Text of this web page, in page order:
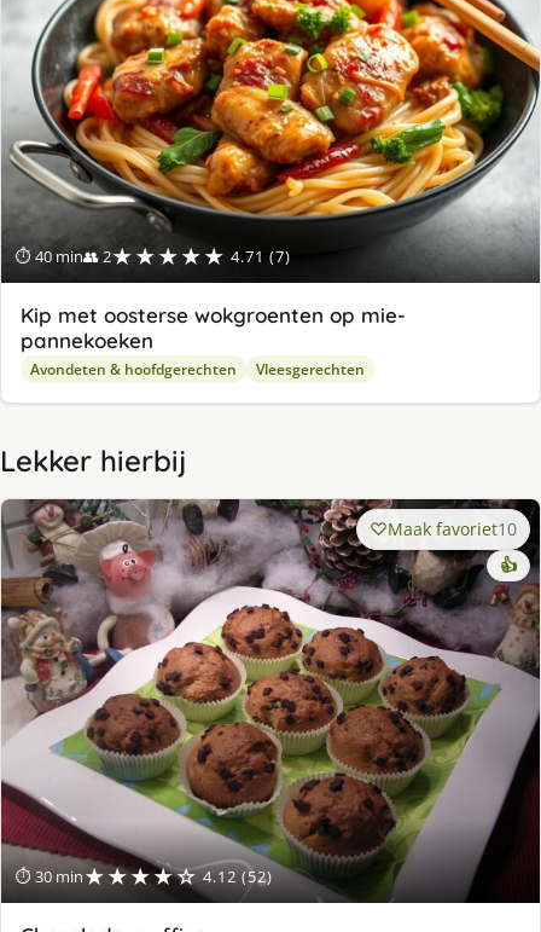
⏱ 40 min👥 2★★★★★ 4.71 (7)
Kip met oosterse wokgroenten op mie-
pannekoeken
Avondeten & hoofdgerechten Vleesgerechten
Lekker hierbij
⏱ 30 min★★★★☆ 4.12 (52)
Maak favoriet10
👍